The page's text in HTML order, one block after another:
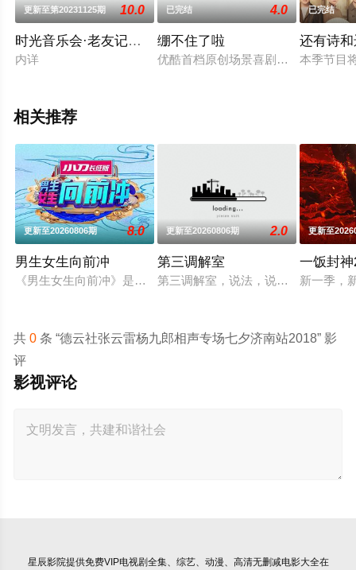
更新至第20231125期 10.0
时光音乐会·老友记纯享版
内详
已完结 4.0
绷不住了啦
优酷首档原创场景喜剧治愈综艺《绷
已完结
还有诗
本季节目
相关推荐
更新至20260806期 8.0
男生女生向前冲
《男生女生向前冲》是安徽卫视一档大型户外竞技类真人秀节
更新至20260806期 2.0
第三调解室
第三调解室，说法，说理，说亲情。
更新至
一饭封神
新一季，
共 0条 “德云社张云雷杨九郎相声专场七夕济南站2018” 影
评
影视评论
星辰影院提供免费VIP电视剧全集、综艺、动漫、高清无删减电影大全在